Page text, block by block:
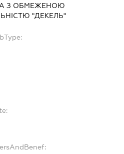
З ОБМЕЖЕНОЮ
"ДЕКЕЛЬ"